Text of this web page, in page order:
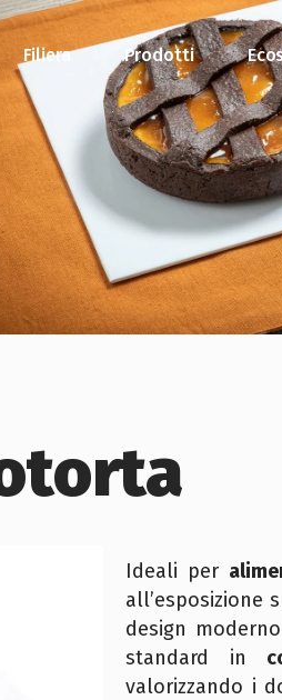
Filiera Prodotti
Ideali per
all’esposizione
design
standard in
valorizzando i